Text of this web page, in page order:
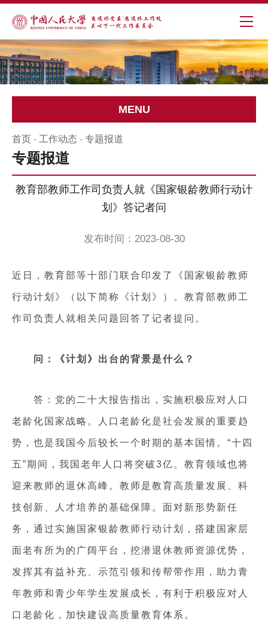
MENU
首页 - 工作动态 - 专题报道
专题报道
教育部教师工作司负责人就《国家银龄教师行动计
划》答记者问
发布时间：2023-08-30
近日，教育部等十部门联合印发了《国家银龄教师
行动计划》（以下简称《计划》）。教育部教师工
作司负责人就相关问题回答了记者提问。
问：《计划》出台的背景是什么？
答：党的二十大报告指出，实施积极应对人口
老龄化国家战略。人口老龄化是社会发展的重要趋
势，也是我国今后较长一个时期的基本国情。“十四
五”期间，我国老年人口将突破3亿。教育领域也将
迎来教师的退休高峰。教师是教育高质量发展、科
技创新、人才培养的基础保障。面对新形势新任
务，通过实施国家银龄教师行动计划，搭建国家层
面老有所为的广阔平台，挖潜退休教师资源优势，
发挥其有益补充、示范引领和传帮带作用，助力青
年教师和青少年学生发展成长，有利于积极应对人
口老龄化，加快建设高质量教育体系。